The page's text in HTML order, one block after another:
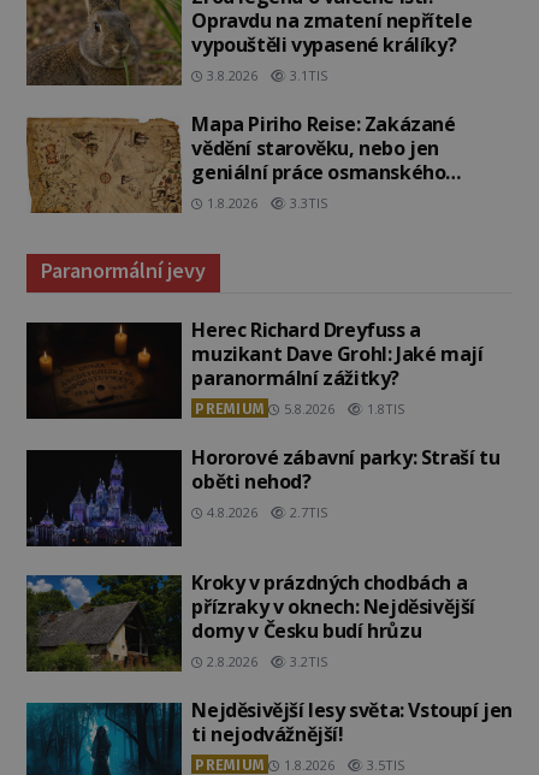
Opravdu na zmatení nepřítele
vypouštěli vypasené králíky?
3.8.2026 3.1TIS
Mapa Piriho Reise: Zakázané
vědění starověku, nebo jen
geniální práce osmanského
admirála?
1.8.2026 3.3TIS
Paranormální jevy
Herec Richard Dreyfuss a
muzikant Dave Grohl: Jaké mají
paranormální zážitky?
PREMIUM 5.8.2026 1.8TIS
Hororové zábavní parky: Straší tu
oběti nehod?
4.8.2026 2.7TIS
Kroky v prázdných chodbách a
přízraky v oknech: Nejděsivější
domy v Česku budí hrůzu
2.8.2026 3.2TIS
Nejděsivější lesy světa: Vstoupí jen
ti nejodvážnější!
PREMIUM 1.8.2026 3.5TIS